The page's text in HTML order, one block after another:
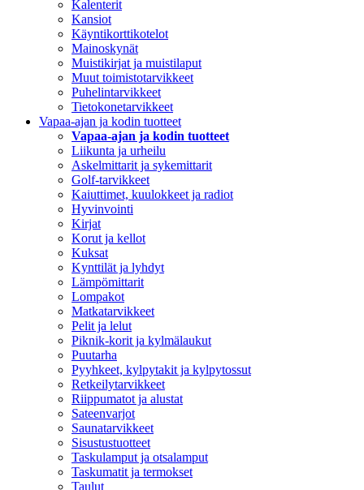
Kalenterit
Kansiot
Käyntikorttikotelot
Mainoskynät
Muistikirjat ja muistilaput
Muut toimistotarvikkeet
Puhelintarvikkeet
Tietokonetarvikkeet
Vapaa-ajan ja kodin tuotteet
Vapaa-ajan ja kodin tuotteet
Liikunta ja urheilu
Askelmittarit ja sykemittarit
Golf-tarvikkeet
Kaiuttimet, kuulokkeet ja radiot
Hyvinvointi
Kirjat
Korut ja kellot
Kuksat
Kynttilät ja lyhdyt
Lämpömittarit
Lompakot
Matkatarvikkeet
Pelit ja lelut
Piknik-korit ja kylmälaukut
Puutarha
Pyyhkeet, kylpytakit ja kylpytossut
Retkeilytarvikkeet
Riippumatot ja alustat
Sateenvarjot
Saunatarvikkeet
Sisustustuotteet
Taskulamput ja otsalamput
Taskumatit ja termokset
Taulut